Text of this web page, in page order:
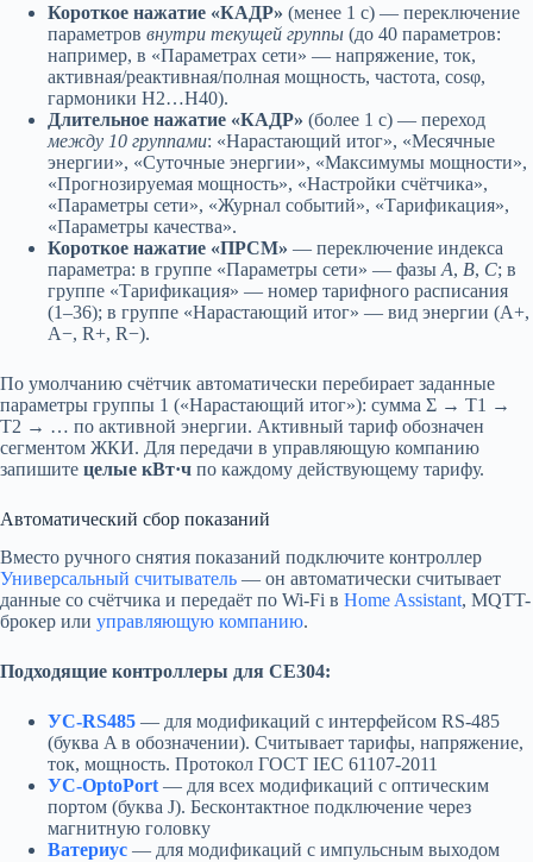
Короткое нажатие «КАДР» (менее 1 с) — переключение
параметров внутри текущей группы (до 40 параметров:
например, в «Параметрах сети» — напряжение, ток,
активная/реактивная/полная мощность, частота, cosφ,
гармоники H2…H40).
Длительное нажатие «КАДР» (более 1 с) — переход
между 10 группами: «Нарастающий итог», «Месячные
энергии», «Суточные энергии», «Максимумы мощности»,
«Прогнозируемая мощность», «Настройки счётчика»,
«Параметры сети», «Журнал событий», «Тарификация»,
«Параметры качества».
Короткое нажатие «ПРСМ» — переключение индекса
параметра: в группе «Параметры сети» — фазы A, B, C; в
группе «Тарификация» — номер тарифного расписания
(1–36); в группе «Нарастающий итог» — вид энергии (A+,
A−, R+, R−).
По умолчанию счётчик автоматически перебирает заданные
параметры группы 1 («Нарастающий итог»): сумма Σ → Т1 →
Т2 → … по активной энергии. Активный тариф обозначен
сегментом ЖКИ. Для передачи в управляющую компанию
запишите целые кВт·ч по каждому действующему тарифу.
Автоматический сбор показаний
Вместо ручного снятия показаний подключите контроллер
Универсальный считыватель — он автоматически считывает
данные со счётчика и передаёт по Wi-Fi в Home Assistant, MQTT-
брокер или управляющую компанию.
Подходящие контроллеры для CE304:
УС-RS485 — для модификаций с интерфейсом RS-485
(буква A в обозначении). Считывает тарифы, напряжение,
ток, мощность. Протокол ГОСТ IEC 61107-2011
УС-OptoPort — для всех модификаций с оптическим
портом (буква J). Бесконтактное подключение через
магнитную головку
Ватериус — для модификаций с импульсным выходом